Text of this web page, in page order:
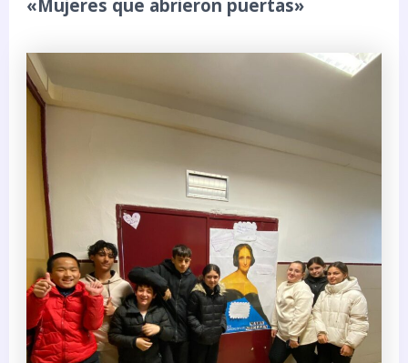
«Mujeres que abrieron puertas»